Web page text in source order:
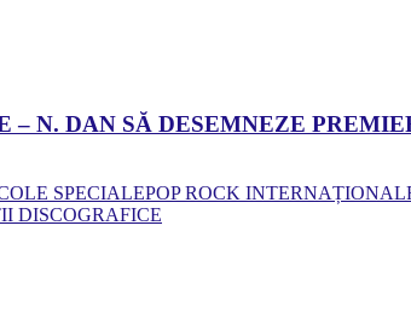
– N. DAN SĂ DESEMNEZE
SPECIALEPOP ROCK INTERNAȚIONAL
DISCOGRAFICE